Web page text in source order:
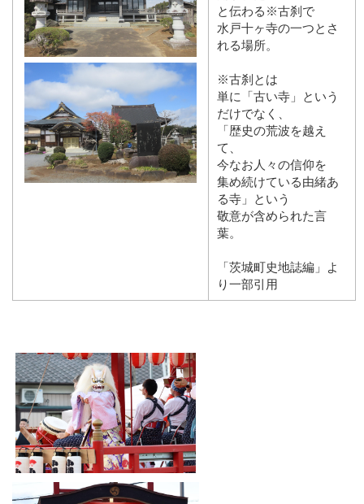
と伝わる※古刹で
水戸十ヶ寺の一つとさ
れる場所。
※古刹とは
単に「古い寺」という
だけでなく、
「歴史の荒波を越え
て、
今なお人々の信仰を
集め続けている由緒あ
る寺」という
敬意が含められた言
葉。
「茨城町史地誌編」よ
り一部引用